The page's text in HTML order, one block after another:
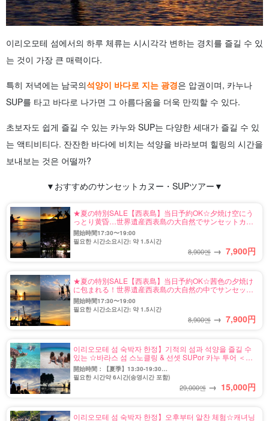
이리오모테 섬에서의 하루 체류는 시시각각 변하는 경치를 즐길 수 있
는 것이 가장 큰 매력이다.
특히 저녁에는 남국의석양이 바다로 지는 광경은 압권이며, 카누나
SUP를 타고 바다로 나가면 그 아름다움을 더욱 만끽할 수 있다.
초보자도 쉽게 즐길 수 있는 카누와 SUP는 다양한 세대가 즐길 수 있
는 액티비티다. 잔잔한 바다에 비치는 석양을 바라보며 힐링의 시간을
보내보는 것은 어떨까?
▼おすすめのサンセットカヌー・SUPツアー▼
★夏の特別SALE【西表島】当日予約OK☆夕焼け空にう
っとり黄昏…世界遺産西表島の大自然でサンセットカヌ
ー★《写真無料＆上原地区送迎OK》（No.7）
開始時間17:30〜19:00
필요한 시간소요시간: 약 1.5시간
8,900엔 → 7,900円
★夏の特別SALE【西表島】当日予約OK☆茜色の夕焼け
に包まれる！世界遺産西表島の大自然の中でサンセット
SUPツアー★《写真無料＆上原地区送迎OK》（No.4）
開始時間17:30〜19:00
필요한 시간소요시간: 약 1.5시간
8,900엔 → 7,900円
이리오모테 섬 숙박자 한정】기적의 섬과 석양을 즐길 수
있는 ☆바라스 섬 스노클링 & 선셋 SUPor 카누 투어 ＜사
진 무료 & 송영 포함＞ 도착 당일 참가도 대환영♪(No.146)
開始時間：【夏季】13:30-19:30
【冬季】13:30-18:15
필요한 시간약 6시간(송영시간 포함)
29,000엔 → 15,000円
이리오모테 섬 숙박자 한정】오후부터 알찬 체험☆캐녀닝